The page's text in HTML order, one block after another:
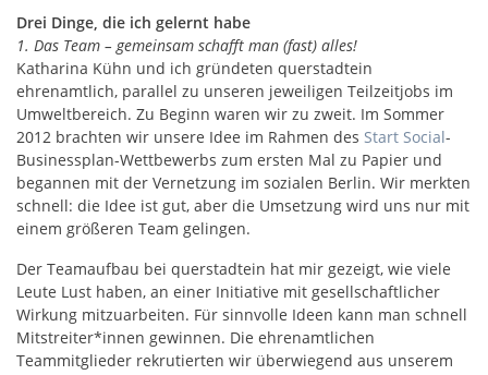
Drei Dinge, die ich gelernt habe
1. Das Team – gemeinsam schafft man (fast) alles!
Katharina Kühn und ich gründeten querstadtein
ehrenamtlich, parallel zu unseren jeweiligen Teilzeitjobs im
Umweltbereich. Zu Beginn waren wir zu zweit. Im Sommer
2012 brachten wir unsere Idee im Rahmen des Start Social-
Businessplan-Wettbewerbs zum ersten Mal zu Papier und
begannen mit der Vernetzung im sozialen Berlin. Wir merkten
schnell: die Idee ist gut, aber die Umsetzung wird uns nur mit
einem größeren Team gelingen.
Der Teamaufbau bei querstadtein hat mir gezeigt, wie viele
Leute Lust haben, an einer Initiative mit gesellschaftlicher
Wirkung mitzuarbeiten. Für sinnvolle Ideen kann man schnell
Mitstreiter*innen gewinnen. Die ehrenamtlichen
Teammitglieder rekrutierten wir überwiegend aus unserem